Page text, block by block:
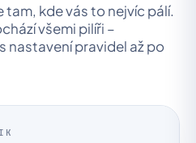
tam, kde vás to nejvíc pálí.
všemi pilíři –
nastavení pravidel až po